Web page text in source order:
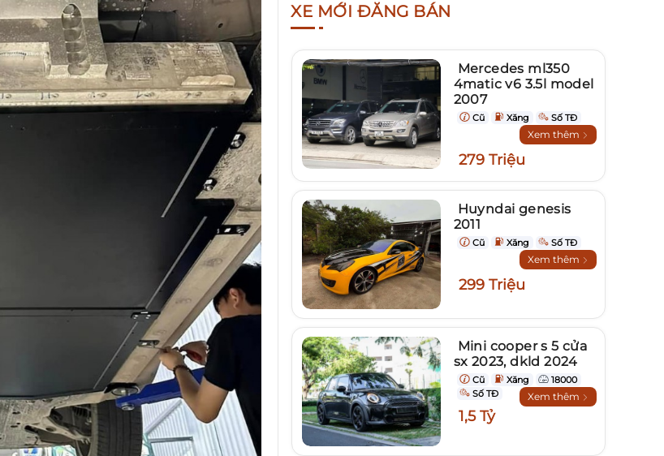
XE MỚI ĐĂNG BÁN
Mercedes ml350
4matic v6 3.5l model
2007
Cũ Xăng Số TĐ
Xem thêm
279 Triệu
Huyndai genesis
2011
Cũ Xăng Số TĐ
Xem thêm
299 Triệu
Mini cooper s 5 cửa
sx 2023, dkld 2024
Cũ Xăng
18000
Số TĐ
Xem thêm
1,5 Tỷ